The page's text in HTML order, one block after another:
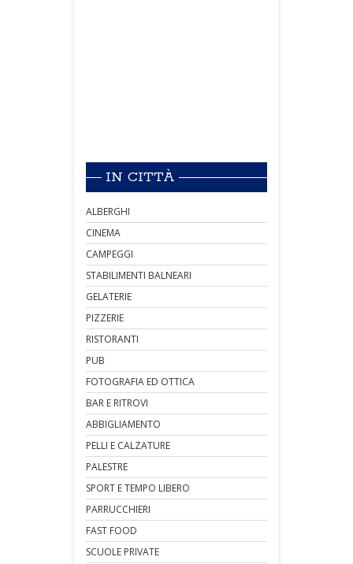
IN CITTÀ
ALBERGHI
CINEMA
CAMPEGGI
STABILIMENTI BALNEARI
GELATERIE
PIZZERIE
RISTORANTI
PUB
FOTOGRAFIA ED OTTICA
BAR E RITROVI
ABBIGLIAMENTO
PELLI E CALZATURE
PALESTRE
SPORT E TEMPO LIBERO
PARRUCCHIERI
FAST FOOD
SCUOLE PRIVATE